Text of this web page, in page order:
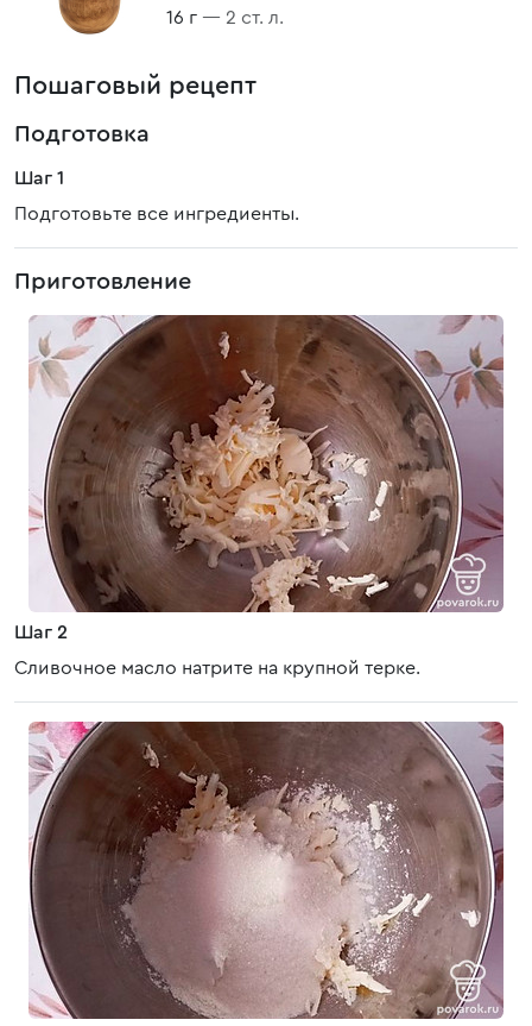
16 г — 2 ст. л.
Пошаговый рецепт
Подготовка
Шаг 1
Подготовьте все ингредиенты.
Приготовление
Шаг 2
Сливочное масло натрите на крупной терке.